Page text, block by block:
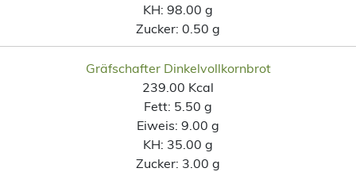
KH: 98.00 g
Zucker: 0.50 g
Gräfschafter Dinkelvollkornbrot
239.00 Kcal
Fett: 5.50 g
Eiweis: 9.00 g
KH: 35.00 g
Zucker: 3.00 g